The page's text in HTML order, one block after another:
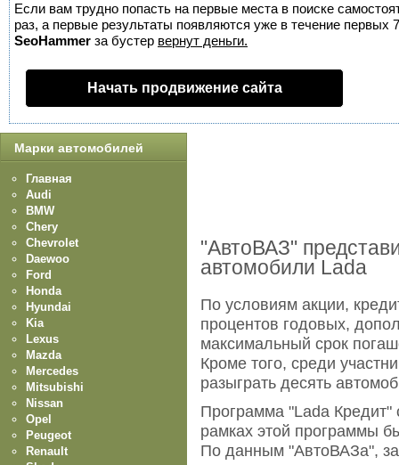
Если вам трудно попасть на первые места в поиске
раз, а первые результаты появляются уже в течение первых
SeoHammer за бустер вернут деньги.
Начать продвижение сайта
"АвтоВАЗ"
автомобили Lada
По условиям акции,
процентов годовых,
максимальный срок
Кроме того, среди
разыграть десять
Программа "Lada Кредит"
рамках этой программы
По данным "АвтоВАЗа",
Марки автомобилей
Главная
Audi
BMW
Chery
Chevrolet
Daewoo
Ford
Honda
Hyundai
Kia
Lexus
Mazda
Mercedes
Mitsubishi
Nissan
Opel
Peugeot
Renault